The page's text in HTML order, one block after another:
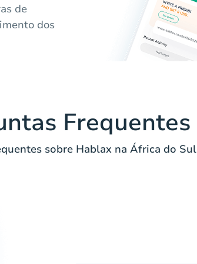
de
dos
Frequentes
sobre Hablax na África do